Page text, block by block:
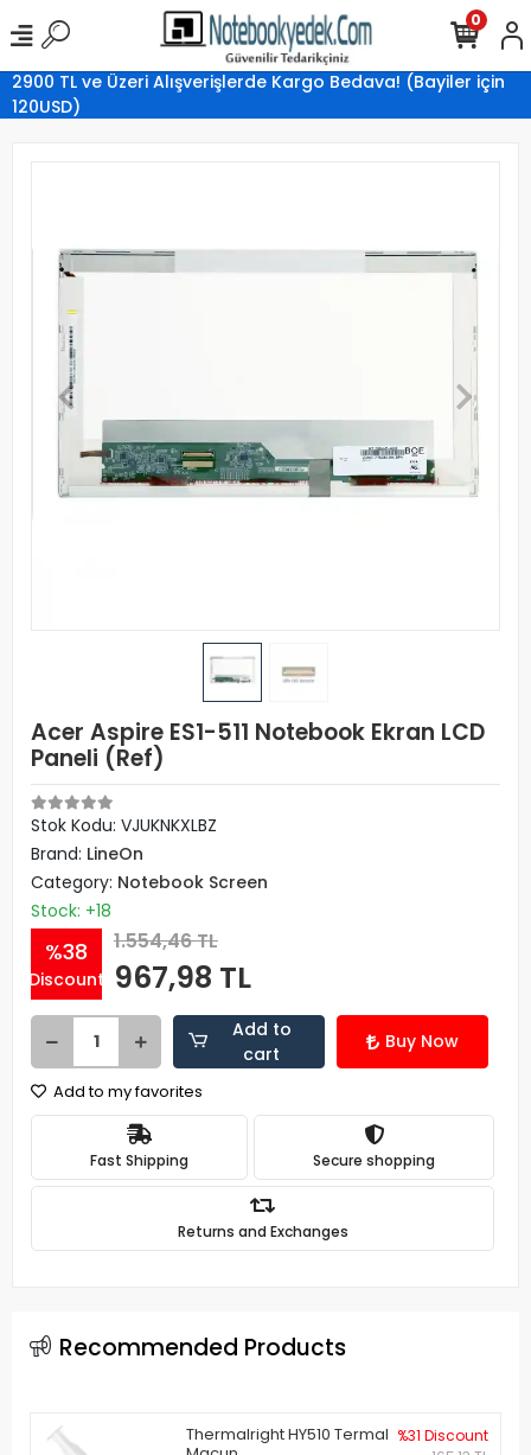
2900 TL ve Üzeri Alışverişlerde Kargo Bedava! (Bayiler için
120USD)
0
Acer Aspire ES1-511 Notebook Ekran LCD
Paneli (Ref)
Stok Kodu: VJUKNKXLBZ
Brand: LineOn
Category: Notebook Screen
Stock: +18
%38
Discount
1.554,46 TL
967,98 TL
Add to
cart
Buy Now
Add to my favorites
Fast Shipping Secure shopping
Returns and Exchanges
Recommended Products
Thermalright HY510 Termal %31 Discount